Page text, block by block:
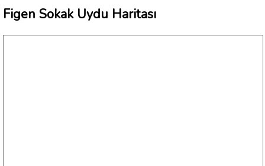
Figen Sokak Uydu Haritası